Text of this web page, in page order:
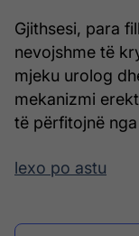
Gjithsesi, para
nevojshme të
mjeku urolog
mekanizmi
të përfitojnë
lexo po astu